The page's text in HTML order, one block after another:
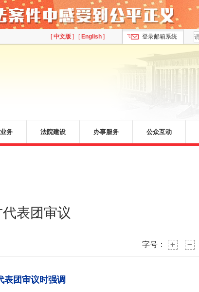
[中文版 ] [ English ] 登录邮箱系统
务 法院建设 办事服务 公众互动
表团审议
字号：
团审议时强调